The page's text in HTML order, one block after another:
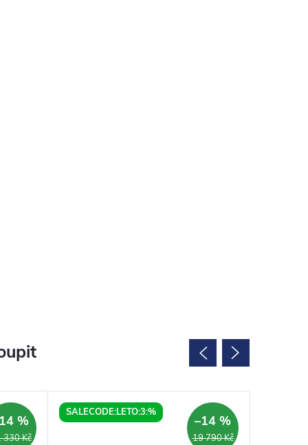
330 Kč
%
SALECODE:LETO:3:%
19 790 Kč
–14 %